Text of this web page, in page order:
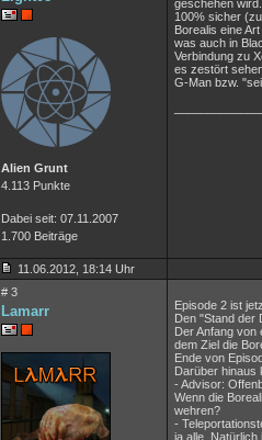
Alien Grunt
4.113 Punkte
Dabei seit: 07.11.2007
1.700 Beiträge
geschehen
100% sicher
Borealis eine
was auch in
Verbindung zu
es zestört
G-Man bzw.
11.06.2012, 18:14 Uhr
# 3
Lamarr
Episode 2 ist
Den "Stand der
Der Anfang von
dem Ziel die
Ende von
Darüber hinaus
- Advisor:
Wenn die
wehren?
-
ja alle.